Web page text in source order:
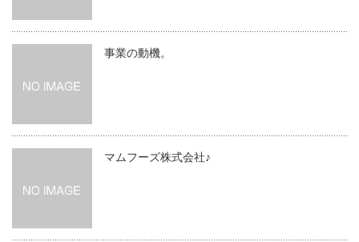
事業の動機。
マムフーズ株式会社♪